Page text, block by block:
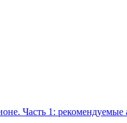
Часть 1: рекомендуемые